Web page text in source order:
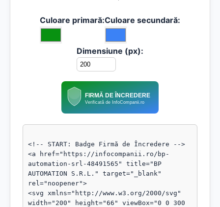
Culoare primară:Culoare secundară:
Dimensiune (px):
FIRMĂ DE ÎNCREDERE
Verificată de InfoCompanii.ro
<!-- START: Badge Firmă de Încredere -->
<a href="https://infocompanii.ro/bp-
automation-srl-48491565" title="BP
AUTOMATION S.R.L." target="_blank"
rel="noopener">
<svg xmlns="http://www.w3.org/2000/svg"
width="200" height="66" viewBox="0 0 300